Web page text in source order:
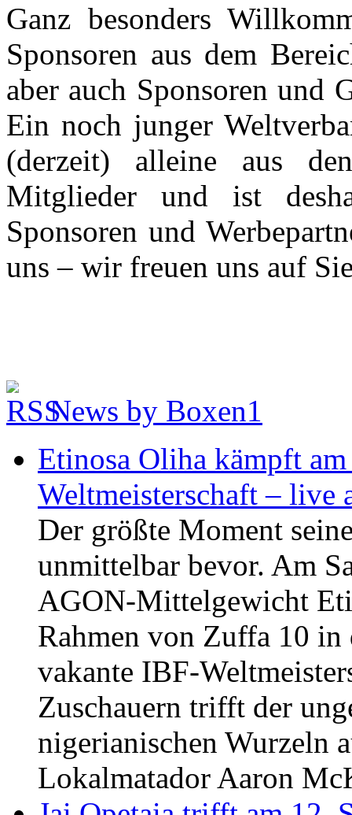
Ganz besonders
Sponsoren aus dem
aber auch Sponsoren und
Ein noch junger
(derzeit) alleine aus
Mitglieder und ist
Sponsoren und
uns – wir freuen uns auf
News by Boxen1
Etinosa Oliha kämpft
Weltmeisterschaft – live
Der größte Moment
unmittelbar bevor. Am
AGON-Mittelgewicht
Rahmen von Zuffa 10
vakante IBF-
Zuschauern trifft der
nigerianischen Wurzeln
Lokalmatador Aaron